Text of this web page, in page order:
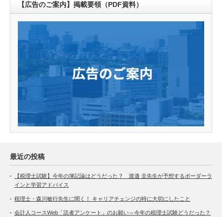
【広告のご案内】掲載要領（PDF資料）
最近の投稿
【税理士試験】今年の簿記論はどうだった？ 渡邉 圭先生が予想するボーダーラ
インと学習アドバイス
税理士・森川敏行先生に聞く！ キャリアチェンジの時に大切にしたこと
会計人コースWeb「読者アンケート」のお願い～今年の税理士試験どうだった？